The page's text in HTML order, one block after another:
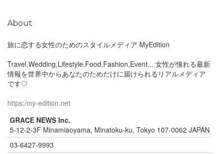
About
旅に恋する女性のためのスタイルメディア MyEdition
Travel,Wedding,Lifestyle,Food,Fashion,Event... 女性が憧れる最新
情報を世界中からあなたのためだけに届けられるリアルメディア
です♡
https:/my-edition.net
GRACE NEWS Inc.
5-12-2-3F Minamiaoyama, Minatoku-ku, Tokyo 107-0062 JAPAN
03-6427-9993